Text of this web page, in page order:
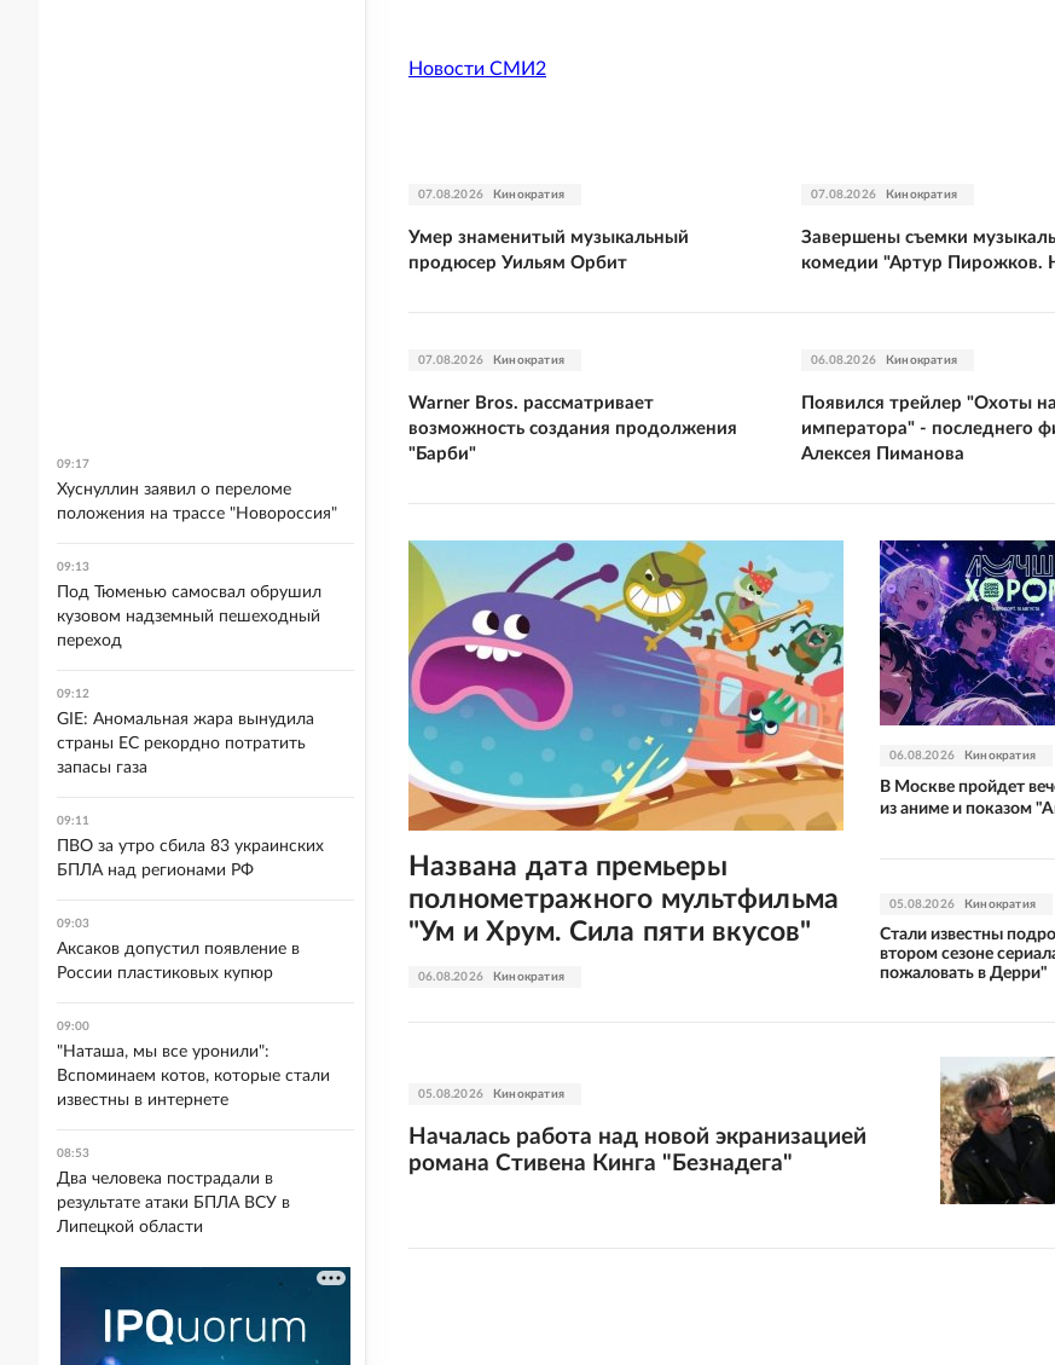
Новости СМИ2
07.08.2026 Кинократия
Умер знаменитый музыкальный
продюсер Уильям Орбит
07.08.2026 Кинократия
Завершены съемки
комедии "Артур Пирожков.
07.08.2026 Кинократия
Warner Bros. рассматривает
возможность создания продолжения
"Барби"
06.08.2026 Кинократия
Появился трейлер "Охоты на
императора" - последнего
Алексея Пиманова
06.08.2026 Кинократия
Названа дата премьеры
полнометражного мультфильма
"Ум и Хрум. Сила пяти вкусов"
06.08.2026 Кинократия
В Москве пройдет
из аниме и показом
05.08.2026 Кинократия
Стали известны
втором сезоне
пожаловать в Дерри"
05.08.2026 Кинократия
Началась работа над новой экранизацией
романа Стивена Кинга "Безнадега"
09:17
Хуснуллин заявил о переломе
положения на трассе "Новороссия"
09:13
Под Тюменью самосвал обрушил
кузовом надземный пешеходный
переход
09:12
GIE: Аномальная жара вынудила
страны ЕС рекордно потратить
запасы газа
09:11
ПВО за утро сбила 83 украинских
БПЛА над регионами РФ
09:03
Аксаков допустил появление в
России пластиковых купюр
09:00
"Наташа, мы все уронили":
Вспоминаем котов, которые стали
известны в интернете
08:53
Два человека пострадали в
результате атаки БПЛА ВСУ в
Липецкой области